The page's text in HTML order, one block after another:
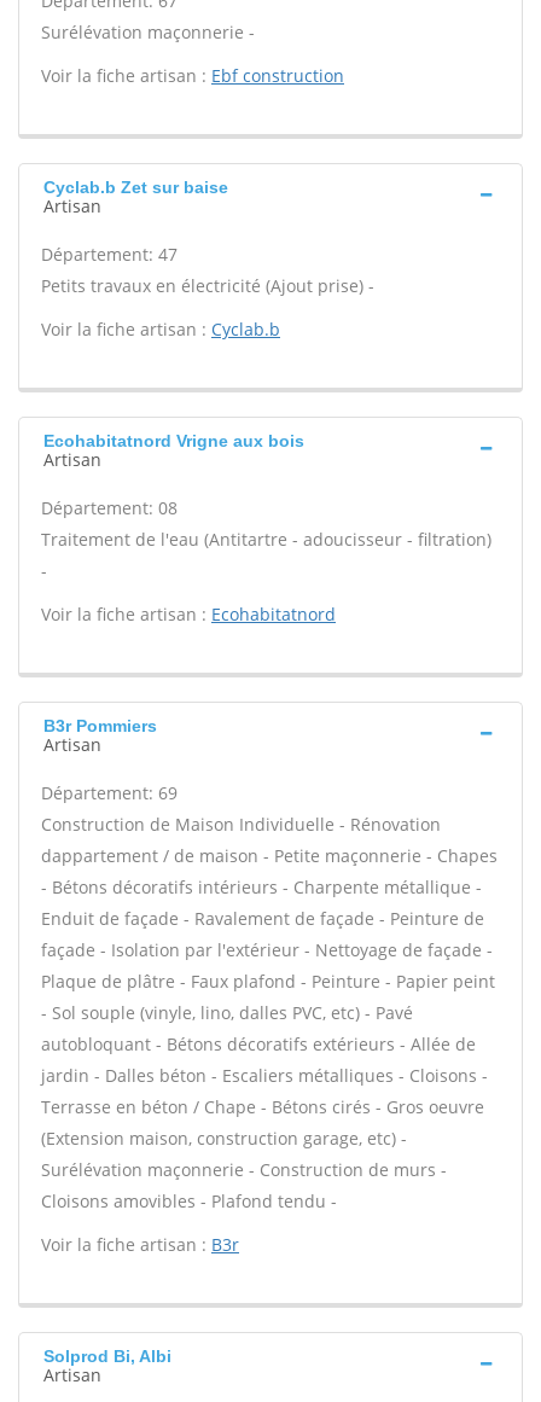
Surélévation maçonnerie -
Voir la fiche artisan : Ebf construction
Cyclab.b Zet sur baise
Artisan
Département: 47
Petits travaux en électricité (Ajout prise) -
Voir la fiche artisan : Cyclab.b
Ecohabitatnord Vrigne aux bois
Artisan
Département: 08
Traitement de l'eau (Antitartre - adoucisseur - filtration)
-
Voir la fiche artisan : Ecohabitatnord
B3r Pommiers
Artisan
Département: 69
Construction de Maison Individuelle - Rénovation
dappartement / de maison - Petite maçonnerie - Chapes
- Bétons décoratifs intérieurs - Charpente métallique -
Enduit de façade - Ravalement de façade - Peinture de
façade - Isolation par l'extérieur - Nettoyage de façade -
Plaque de plâtre - Faux plafond - Peinture - Papier peint
- Sol souple (vinyle, lino, dalles PVC, etc) - Pavé
autobloquant - Bétons décoratifs extérieurs - Allée de
jardin - Dalles béton - Escaliers métalliques - Cloisons -
Terrasse en béton / Chape - Bétons cirés - Gros oeuvre
(Extension maison, construction garage, etc) -
Surélévation maçonnerie - Construction de murs -
Cloisons amovibles - Plafond tendu -
Voir la fiche artisan : B3r
Solprod Bi, Albi
Artisan